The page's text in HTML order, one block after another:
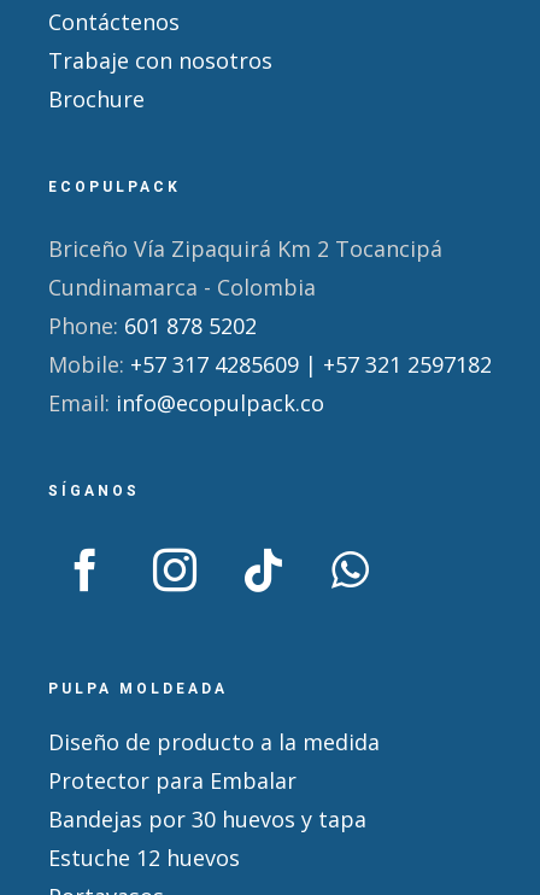
Contáctenos
Trabaje con nosotros
Brochure
ECOPULPACK
Briceño Vía Zipaquirá Km 2 Tocancipá
Cundinamarca - Colombia
Phone: 601 878 5202
Mobile: +57 317 4285609 | +57 321 2597182
Email: info@ecopulpack.co
SÍGANOS
PULPA MOLDEADA
Diseño de producto a la medida
Protector para Embalar
Bandejas por 30 huevos y tapa
Estuche 12 huevos